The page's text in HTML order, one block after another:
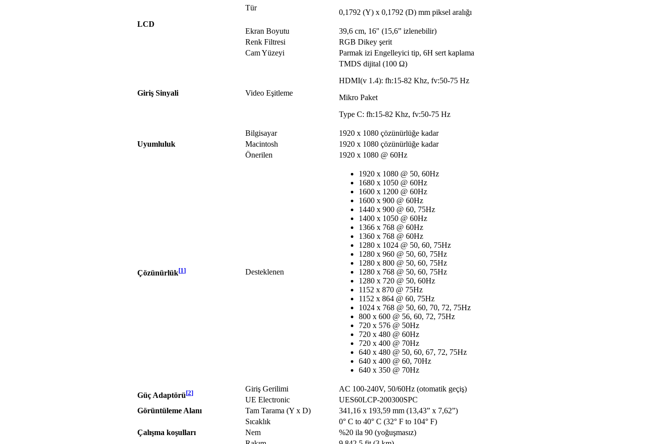
LCD
Tür
0,1792 (Y) x 0,1792 (D) mm piksel aralığı
Ekran Boyutu
39,6 cm, 16" (15,6” izlenebilir)
Renk Filtresi
RGB Dikey şerit
Cam Yüzeyi
Parmak izi Engelleyici tip, 6H sert kaplama
Giriş Sinyali Video Eşitleme
TMDS dijital (100 Ω)
HDMI(v 1.4): fh:15-82 Khz, fv:50-75 Hz
Mikro Paket
Type C: fh:15-82 Khz, fv:50-75 Hz
Uyumluluk
Bilgisayar
1920 x 1080 çözünürlüğe kadar
Macintosh
1920 x 1080 çözünürlüğe kadar
Önerilen
1920 x 1080 @ 60Hz
Çözünürlük[1] Desteklenen
1920 x 1080 @ 50, 60Hz
1680 x 1050 @ 60Hz
1600 x 1200 @ 60Hz
1600 x 900 @ 60Hz
1440 x 900 @ 60, 75Hz
1400 x 1050 @ 60Hz
1366 x 768 @ 60Hz
1360 x 768 @ 60Hz
1280 x 1024 @ 50, 60, 75Hz
1280 x 960 @ 50, 60, 75Hz
1280 x 800 @ 50, 60, 75Hz
1280 x 768 @ 50, 60, 75Hz
1280 x 720 @ 50, 60Hz
1152 x 870 @ 75Hz
1152 x 864 @ 60, 75Hz
1024 x 768 @ 50, 60, 70, 72, 75Hz
800 x 600 @ 56, 60, 72, 75Hz
720 x 576 @ 50Hz
720 x 480 @ 60Hz
720 x 400 @ 70Hz
640 x 480 @ 50, 60, 67, 72, 75Hz
640 x 400 @ 60, 70Hz
640 x 350 @ 70Hz
Güç Adaptörü[2] Giriş Gerilimi
AC 100-240V, 50/60Hz (otomatik geçiş)
UE Electronic
UES60LCP-200300SPC
Görüntüleme Alanı
Tam Tarama (Y x D) 341,16 x 193,59 mm (13,43” x 7,62”)
Çalışma koşulları
Sıcaklık
0° C to 40° C (32° F to 104° F)
Nem
%20 ila 90 (yoğuşmasız)